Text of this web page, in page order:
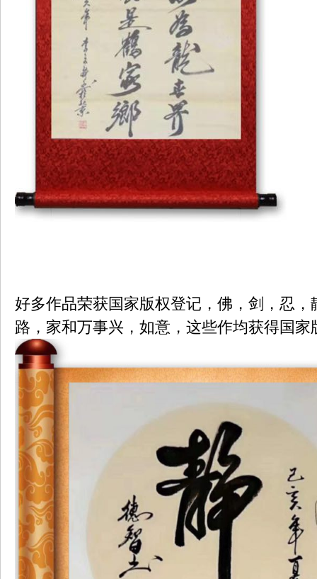
好多作品荣获国家版权登记，佛，剑，忍
路，家和万事兴，如意，这些作均获得国家